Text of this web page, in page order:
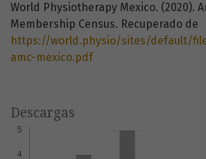
World Physiotherapy Mexico. (2020).
Membership Census. Recuperado de
https://world.physio/sites/default/
amc-mexico.pdf
Descargas